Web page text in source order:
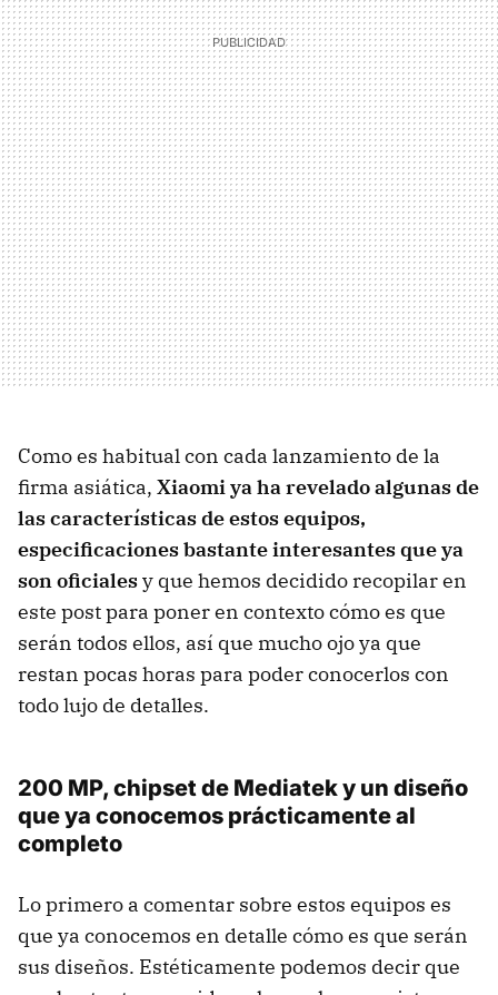
Como es habitual con cada lanzamiento de la
firma asiática, Xiaomi ya ha revelado algunas de
las características de estos equipos,
especificaciones bastante interesantes que ya
son oficialesy que hemos decidido recopilar en
este post para poner en contexto cómo es que
serán todos ellos, así que mucho ojo ya que
restan pocas horas para poder conocerlos con
todo lujo de detalles.
200 MP, chipset de Mediatek y un diseño
que ya conocemos prácticamente al
completo
Lo primero a comentar sobre estos equipos es
que ya conocemos en detalle cómo es que serán
sus diseños. Estéticamente podemos decir que